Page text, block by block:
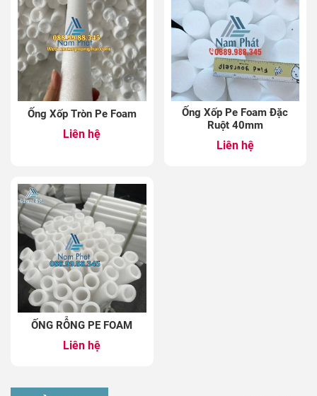
Ống Xốp Tròn Pe Foam
Liên hệ
Ống Xốp Pe Foam Đặc
Ruột 40mm
Liên hệ
ỐNG RỖNG PE FOAM
Liên hệ